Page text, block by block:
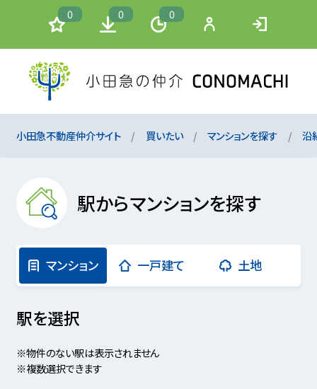
0 0 0
小田急不動産仲介サイト 買いたい マンションを探す 沿
駅からマンションを探す
マンション 一戸建て 土地
駅を選択
※物件のない駅は表示されません
※複数選択できます